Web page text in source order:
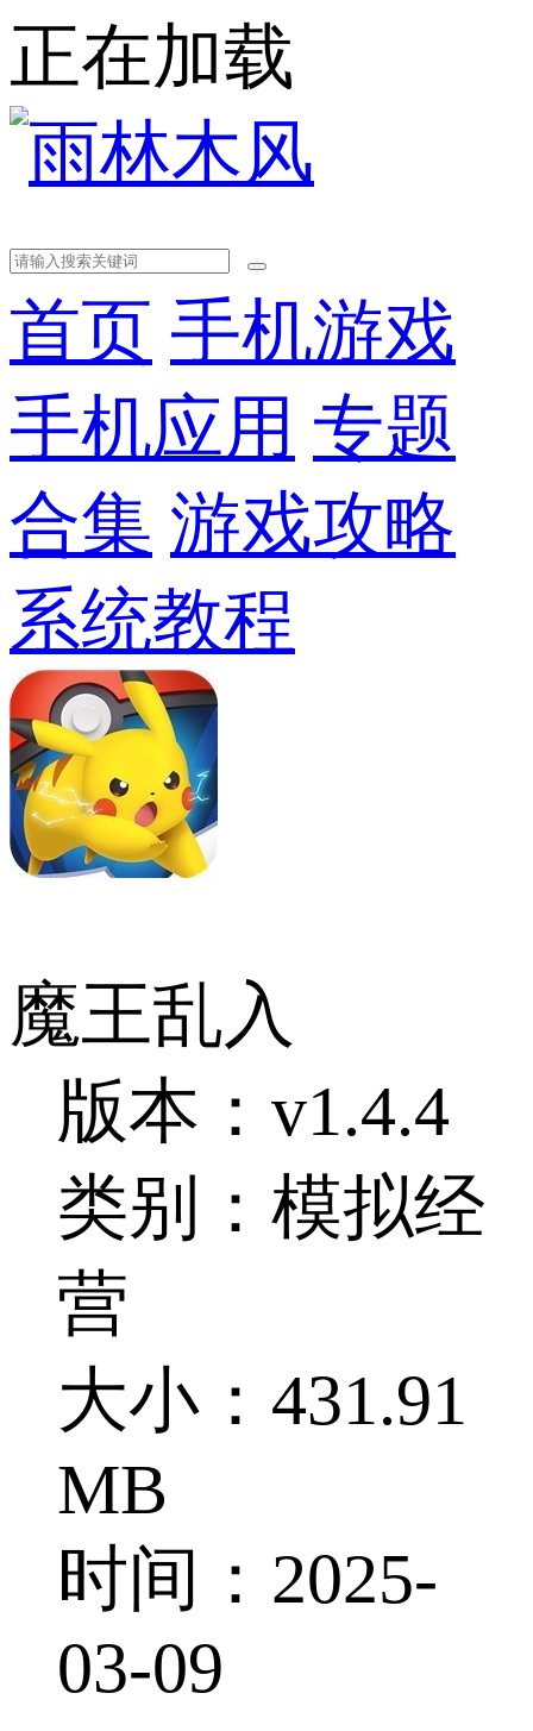
正在加载
首页 手机游戏
手机应用 专题
合集 游戏攻略
系统教程
魔王乱入
版本：v1.4.4
类别：模拟经
营
大小：431.91
MB
时间：2025-
03-09